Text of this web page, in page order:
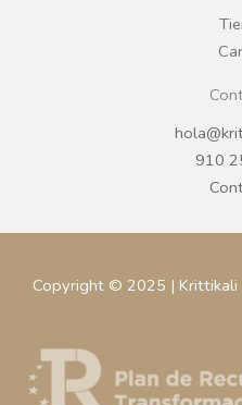
910
Copyright © 2025 | Krittikali